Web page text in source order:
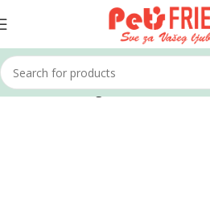
Home Mačke Igračke